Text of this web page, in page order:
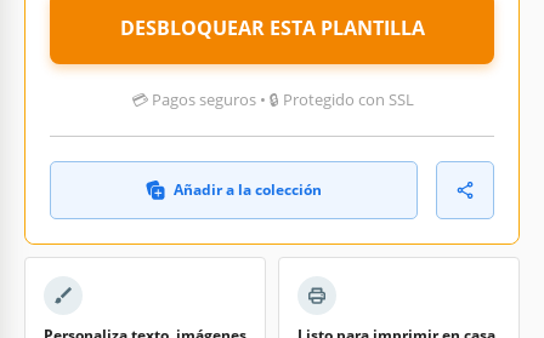
DESBLOQUEAR ESTA PLANTILLA
💳 Pagos seguros • 🔒 Protegido con SSL
Añadir a la colección